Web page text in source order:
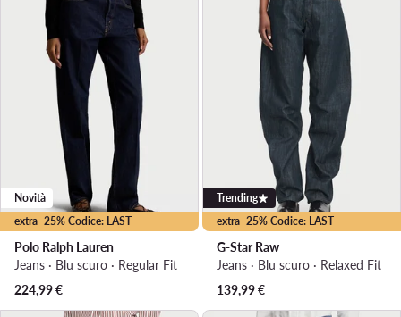
extra -25% Codice: LAST
Novità
Polo Ralph Lauren
Jeans · Blu scuro · Regular Fit
224,99€
extra -25% Codice: LAST
Trending
G-Star Raw
Jeans · Blu scuro · Relaxed Fit
139,99€